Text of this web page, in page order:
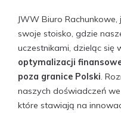
JWW Biuro Rachunkowe,
swoje stoisko, gdzie
uczestnikami, dzieląc się
optymalizacji
poza granice Polski .
naszych doświadczeń
które stawiają na